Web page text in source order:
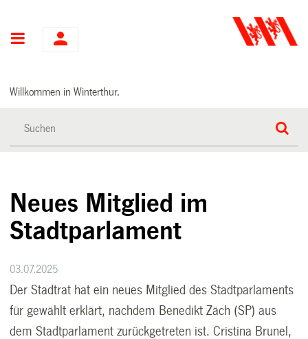
Hauptnavigation
Willkommen in Winterthur.
Neues Mitglied im
Stadtparlament
03.07.2025
Der Stadtrat hat ein neues Mitglied des Stadtparlaments
für gewählt erklärt, nachdem Benedikt Zäch (SP) aus
dem Stadtparlament zurückgetreten ist. Cristina Brunel,